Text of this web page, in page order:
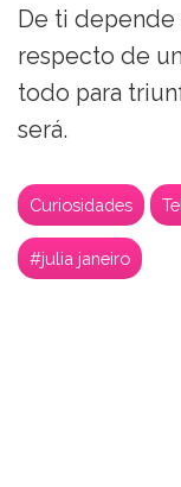
De ti
respecto de
todo para
será.
Curiosidades
#julia janeiro